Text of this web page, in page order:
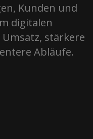
Kunden und
digitalen
stärkere
Abläufe.